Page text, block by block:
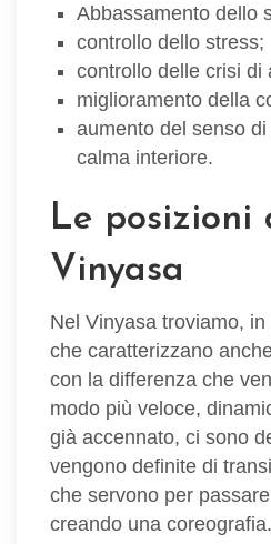
Abbassamento dello
controllo dello stress;
controllo delle crisi di
miglioramento della
aumento del senso
calma interiore.
Le posizioni
Vinyasa
Nel Vinyasa troviamo,
che caratterizzano
con la differenza che
modo più veloce,
già accennato, ci sono
vengono definite di
che servono per
creando una coreografia.